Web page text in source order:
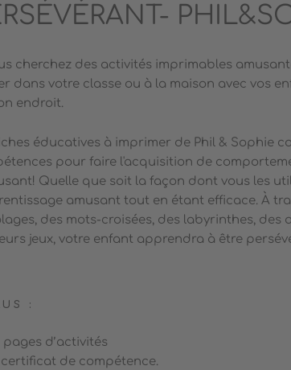
cherchez des activités imprimables
dans votre classe ou à la maison avec vos
endroit.
éducatives à imprimer de Phil & Sophie
pour faire l'acquisition de
Quelle que soit la façon dont vous les
amusant tout en étant efficace. À
des mots-croisées, des labyrinthes, des
jeux, votre enfant apprendra à être
:
pages d’activités
certificat de compétence.